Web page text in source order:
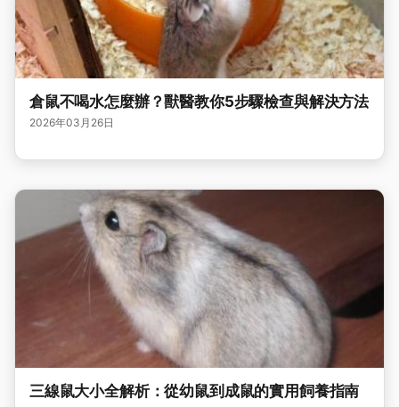
倉鼠不喝水怎麼辦？獸醫教你5步驟檢查與解決方法
2026年03月26日
三線鼠大小全解析：從幼鼠到成鼠的實用飼養指南